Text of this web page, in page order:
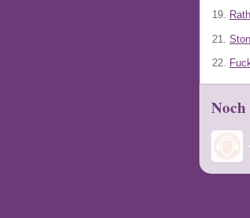
19.
21.
22.